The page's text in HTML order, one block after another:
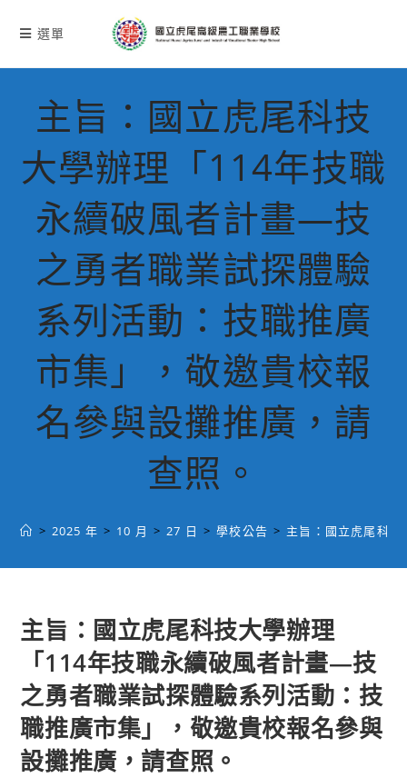
選單
主旨：國立虎尾科技
大學辦理「114年技職
永續破風者計畫—技
之勇者職業試探體驗
系列活動：技職推廣
市集」，敬邀貴校報
名參與設攤推廣，請
查照。
> 2025 年 > 10 月 > 27 日 > 學校公告 > 主旨：國立虎尾科
主旨：國立虎尾科技大學辦理
「114年技職永續破風者計畫—技
之勇者職業試探體驗系列活動：技
職推廣市集」，敬邀貴校報名參與
設攤推廣，請查照。